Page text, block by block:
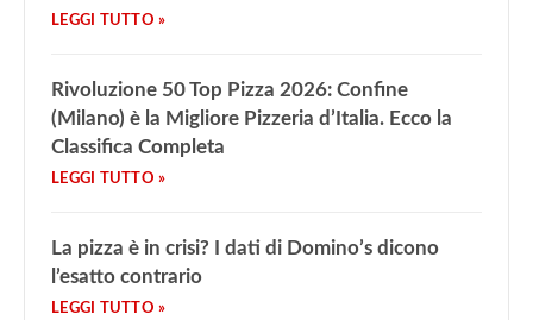
Rivoluzione 50 Top Pizza 2026: Confine
(Milano) è la Migliore Pizzeria d’Italia. Ecco la
Classifica Completa
La pizza è in crisi? I dati di Domino’s dicono
l’esatto contrario